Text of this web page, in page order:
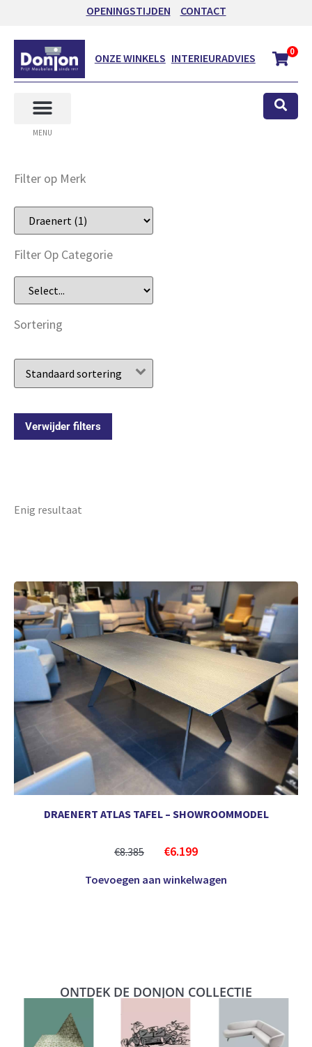
OPENINGSTIJDEN CONTACT
ONZE WINKELS INTERIEURADVIES 0
MENU
Filter op Merk
Filter Op Categorie
Sortering
Verwijder filters
Enig resultaat
DRAENERT ATLAS TAFEL – SHOWROOMMODEL
€8.385 €6.199
Toevoegen aan winkelwagen
ONTDEK DE DONJON COLLECTIE